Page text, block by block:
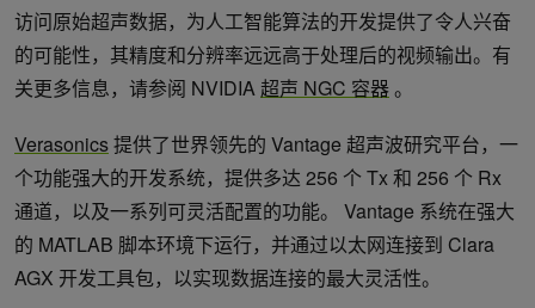
访问原始超声数据，为人工智能算法的开发提供了令人兴奋
的可能性，其精度和分辨率远远高于处理后的视频输出。有
关更多信息，请参阅 NVIDIA 超声 NGC 容器。
Verasonics提供了世界领先的 Vantage 超声波研究平台，一
个功能强大的开发系统，提供多达 256 个 Tx 和 256 个 Rx
通道，以及一系列可灵活配置的功能。 Vantage 系统在强大
的 MATLAB 脚本环境下运行，并通过以太网连接到 Clara
AGX 开发工具包，以实现数据连接的最大灵活性。